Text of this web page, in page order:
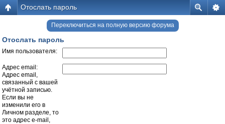
Отослать пароль
Переключиться на полную версию форума
Отослать пароль
Имя пользователя:
Адрес email:
Адрес email,
связанный с вашей
учётной записью.
Если вы не
изменили его в
Личном разделе, то
это адрес e-mail,